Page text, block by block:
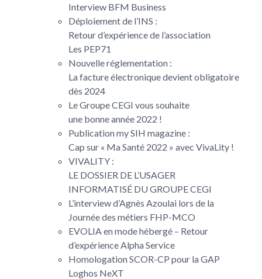
Interview BFM Business
Déploiement de l’INS :
Retour d’expérience de l’association
Les PEP71
Nouvelle réglementation :
La facture électronique devient obligatoire
dès 2024
Le Groupe CEGI vous souhaite
une bonne année 2022 !
Publication my SIH magazine :
Cap sur « Ma Santé 2022 » avec VivaLity !
VIVALITY :
LE DOSSIER DE L’USAGER
INFORMATISÉ DU GROUPE CEGI
L’interview d’Agnès Azoulai lors de la
Journée des métiers FHP-MCO
EVOLIA en mode hébergé – Retour
d’expérience Alpha Service
Homologation SCOR-CP pour la GAP
Loghos NeXT